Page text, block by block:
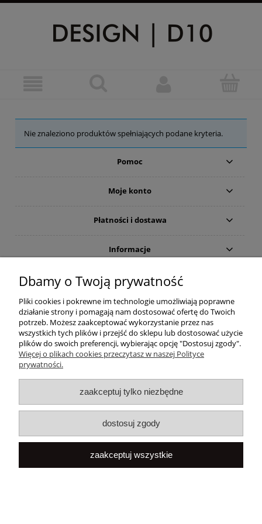
Nie znaleziono produktów spełniających podane kryteria.
Pomoc
Moje konto
Płatności i dostawa
Informacje
O nas
Popularne
pokaż pełną wersję strony
Dbamy o Twoją prywatność
Pliki cookies i pokrewne im technologie umożliwiają poprawne
działanie strony i pomagają nam dostosować ofertę do Twoich
potrzeb. Możesz zaakceptować wykorzystanie przez nas
wszystkich tych plików i przejść do sklepu lub dostosować użycie
plików do swoich preferencji, wybierając opcję "Dostosuj zgody".
Więcej o plikach cookies przeczytasz w naszej Polityce
prywatności.
zaakceptuj tylko niezbędne
dostosuj zgody
zaakceptuj wszystkie